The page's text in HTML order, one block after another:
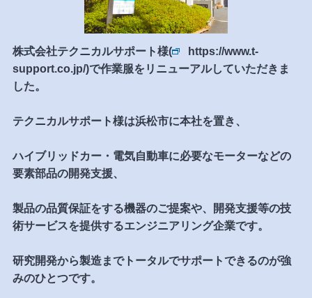
株式会社テクニカルサポート様(
https://www.t-
support.co.jp/)で作業服をリニューアルしていただきま
した。
テクニカルサポート様は浜松市に本社を置き、
ハイブリッドカー・電気自動車に必要なモーターなどの
要素部品の開発支援、
製品の品質保証をする機器のご提案や、開発支援等の技
術サービスを提供するエンジニアリング企業です。
研究開発から製造までトータルでサポートできるのが強
みのひとつです。